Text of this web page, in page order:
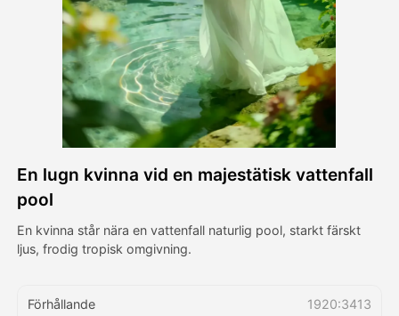
Foto:
Andra verktyg
Visa alla mallar
Galleri
Blogg
En lugn kvinna vid en majestätisk vattenfall
pool
En kvinna står nära en vattenfall naturlig pool, starkt färskt
ljus, frodig tropisk omgivning.
Förhållande
1920:3413